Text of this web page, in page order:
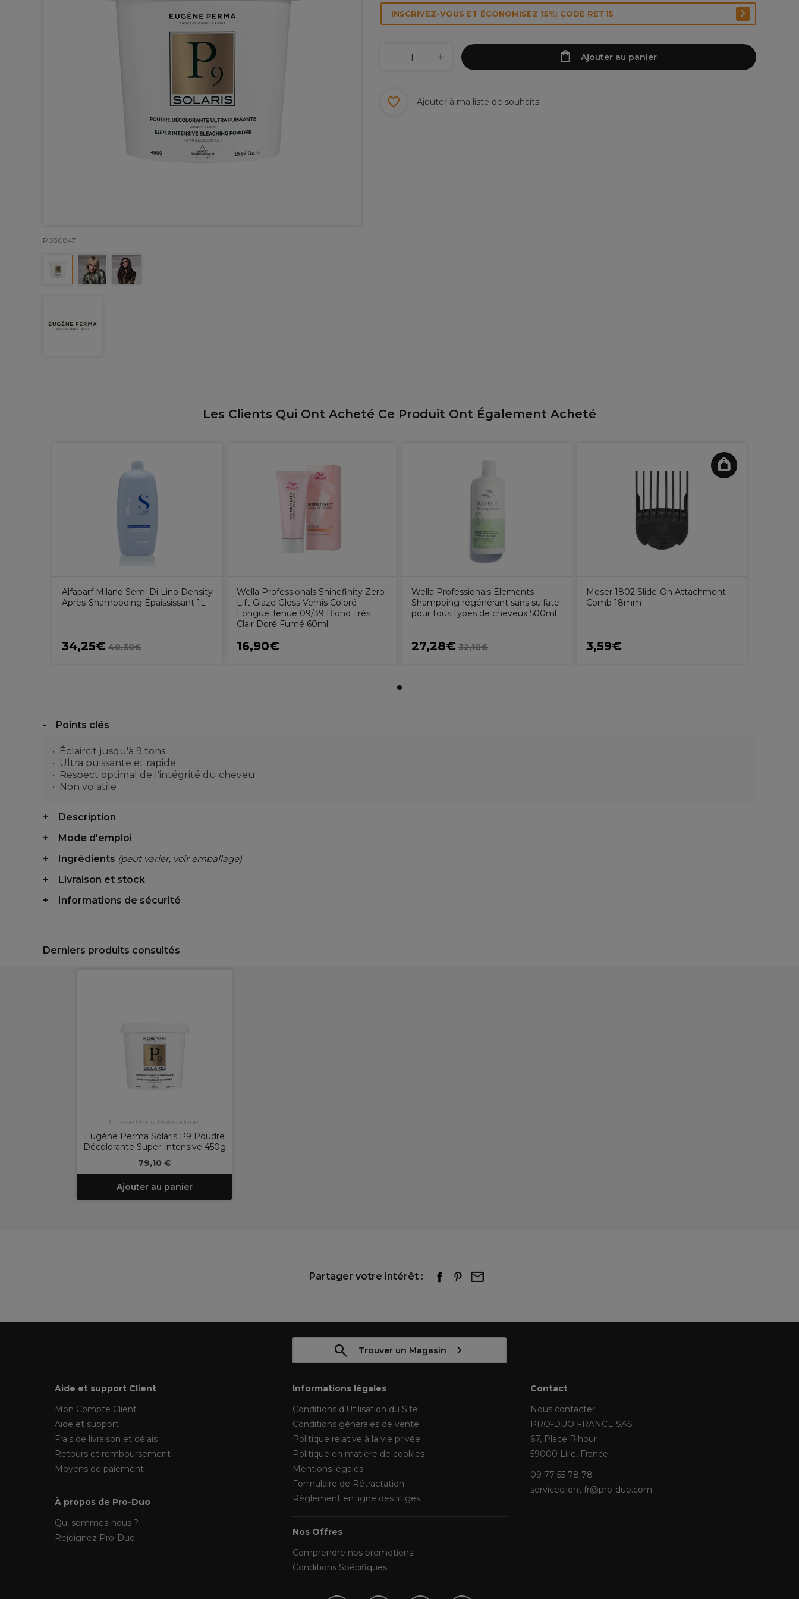
P030847
INSCRIVEZ-VOUS ET ÉCONOMISEZ 15%: CODE RET15
Ajouter au panier
Ajouter à ma liste de souhaits
Les Clients Qui Ont Acheté Ce Produit Ont Également Acheté
Alfaparf Milano Semi Di Lino Density
Après-Shampooing Épaississant 1L
34,25€ 40,30€
Wella Professionals Shinefinity Zero
Lift Glaze Gloss Vernis Coloré
Longue Tenue 09/39 Blond Très
Clair Doré Fumé 60ml
16,90€
Wella Professionals Elements
Shampoing régénérant sans sulfate
pour tous types de cheveux 500ml
27,28€ 32,10€
Moser 1802 Slide-On Attachment
Comb 18mm
3,59€
Points clés
Éclaircit jusqu'à 9 tons
Ultra puissante et rapide
Respect optimal de l'intégrité du cheveu
Non volatile
Description
Mode d'emploi
Ingrédients (peut varier, voir emballage)
Livraison et stock
Informations de sécurité
Derniers produits consultés
Eugène Perma Professionnel
Eugène Perma Solaris P9 Poudre
Décolorante Super Intensive 450g
79,10 €
Ajouter au panier
Partager votre intérêt :
Trouver un Magasin
Aide et support Client
Mon Compte Client
Aide et support
Frais de livraison et délais
Retours et remboursement
Moyens de paiement
À propos de Pro-Duo
Qui sommes-nous ?
Rejoignez Pro-Duo
Informations légales
Conditions d’Utilisation du Site
Conditions générales de vente
Politique relative à la vie privée
Politique en matière de cookies
Mentions légales
Formulaire de Rétractation
Règlement en ligne des litiges
Nos Offres
Comprendre nos promotions
Conditions Spécifiques
Contact
Nous contacter
PRO-DUO FRANCE SAS
67, Place Rihour
59000 Lille, France
09 77 55 78 78
serviceclient.fr@pro-duo.com